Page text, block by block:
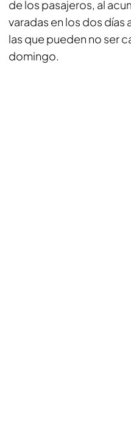
de los pasajeros, al
varadas en los dos días
las que pueden no ser
domingo.